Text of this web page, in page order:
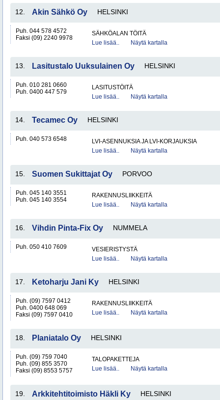
12. Akin Sähkö Oy HELSINKI
Puh. 044 578 4572
Faksi (09) 2240 9978
SÄHKÖALAN TÖITÄ
Lue lisää..
Näytä kartalla
13. Lasitustalo Uuksulainen Oy HELSINKI
Puh. 010 281 0660
Puh. 0400 447 579
LASITUSTÖITÄ
Lue lisää..
Näytä kartalla
14. Tecamec Oy HELSINKI
Puh. 040 573 6548
LVI-ASENNUKSIA JA LVI-KORJAUKSIA
Lue lisää..
Näytä kartalla
15. Suomen Sukittajat Oy PORVOO
Puh. 045 140 3551
Puh. 045 140 3554
RAKENNUSLIIKKEITÄ
Lue lisää..
Näytä kartalla
16. Vihdin Pinta-Fix Oy NUMMELA
Puh. 050 410 7609
VESIERISTYSTÄ
Lue lisää..
Näytä kartalla
17. Ketoharju Jani Ky HELSINKI
Puh. (09) 7597 0412
Puh. 0400 648 069
Faksi (09) 7597 0410
RAKENNUSLIIKKEITÄ
Lue lisää..
Näytä kartalla
18. Planiatalo Oy HELSINKI
Puh. (09) 759 7040
Puh. (09) 855 3570
Faksi (09) 8553 5757
TALOPAKETTEJA
Lue lisää..
Näytä kartalla
19. Arkkitehtitoimisto Häkli Ky HELSINKI